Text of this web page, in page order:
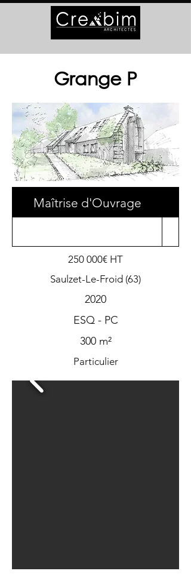
Grange P
Maîtrise d'Ouvrage
250 000€ HT
Saulzet-Le-Froid (63)
2020
ESQ - PC
300 m²
Particulier